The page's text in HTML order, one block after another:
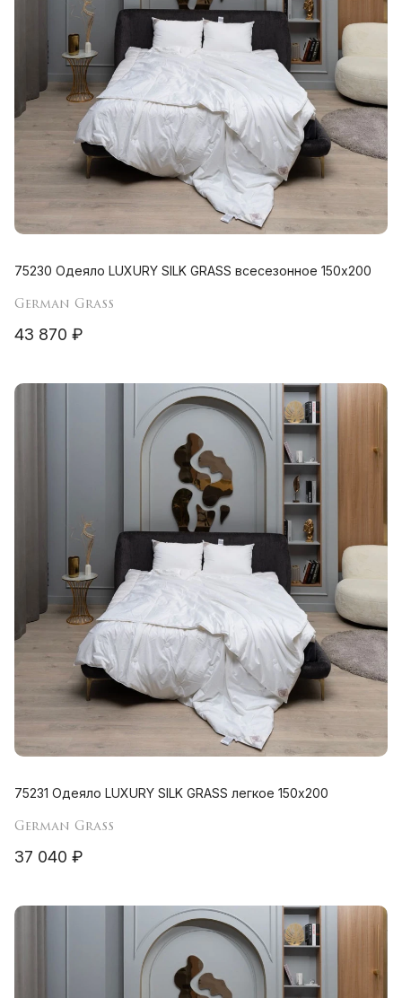
75230 Одеяло LUXURY SILK GRASS всесезонное 150х200
German Grass
43 870 ₽
75231 Одеяло LUXURY SILK GRASS легкое 150х200
German Grass
37 040 ₽